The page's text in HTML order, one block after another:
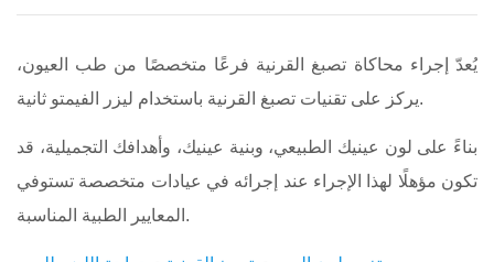
يُعدّ إجراء محاكاة تصبغ القرنية فرعًا متخصصًا من طب العيون،
يركز على تقنيات تصبغ القرنية باستخدام ليزر الفيمتو ثانية.
بناءً على لون عينيك الطبيعي، وبنية عينيك، وأهدافك التجميلية، قد
تكون مؤهلًا لهذا الإجراء عند إجرائه في عيادات متخصصة تستوفي
المعايير الطبية المناسبة.